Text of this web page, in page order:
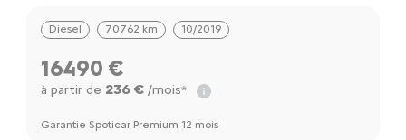
Diesel 70762 km 10/2019
16490 €
à partir de 236 €/mois*
Garantie Spoticar Premium 12 mois